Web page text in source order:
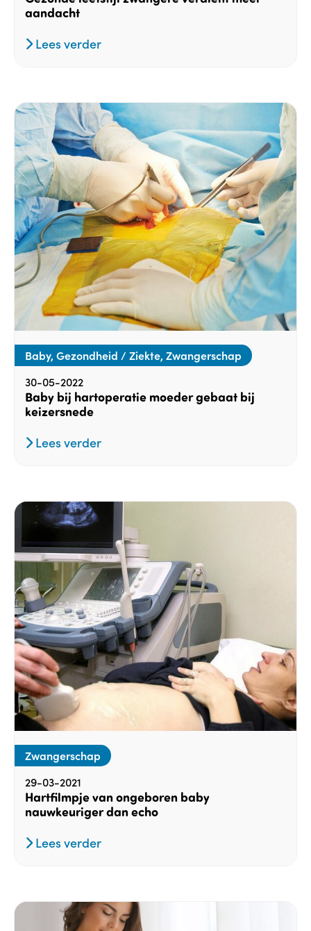
aandacht
Lees verder
Baby, Gezondheid / Ziekte, Zwangerschap
30-05-2022
Baby bij hartoperatie moeder gebaat bij
keizersnede
Lees verder
Zwangerschap
29-03-2021
Hartfilmpje van ongeboren baby
nauwkeuriger dan echo
Lees verder